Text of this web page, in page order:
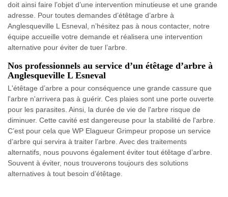
doit ainsi faire l’objet d’une intervention minutieuse et une grande
adresse. Pour toutes demandes d’étêtage d’arbre à
Anglesqueville L Esneval, n’hésitez pas à nous contacter, notre
équipe accueille votre demande et réalisera une intervention
alternative pour éviter de tuer l’arbre.
Nos professionnels au service d’un étêtage d’arbre à
Anglesqueville L Esneval
L'étêtage d’arbre a pour conséquence une grande cassure que
l'arbre n'arrivera pas à guérir. Ces plaies sont une porte ouverte
pour les parasites. Ainsi, la durée de vie de l'arbre risque de
diminuer. Cette cavité est dangereuse pour la stabilité de l'arbre.
C’est pour cela que WP Elagueur Grimpeur propose un service
d’arbre qui servira à traiter l’arbre. Avec des traitements
alternatifs, nous pouvons également éviter tout étêtage d’arbre.
Souvent à éviter, nous trouverons toujours des solutions
alternatives à tout besoin d’étêtage.